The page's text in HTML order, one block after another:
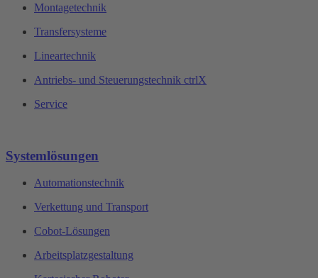
Montagetechnik
Transfersysteme
Lineartechnik
Antriebs- und Steuerungstechnik ctrlX
Service
Systemlösungen
Automationstechnik
Verkettung und Transport
Cobot-Lösungen
Arbeitsplatzgestaltung